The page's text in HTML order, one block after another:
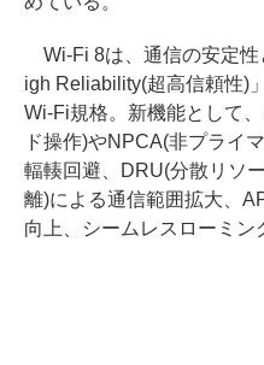
Wi-Fi 8は、通信の安定性
igh Reliability(超高信頼性)
Wi-Fi規格。新機能として
ド操作)やNPCA(非プライ
輻輳回避、DRU(分散リソ
離)による通信範囲拡大、
向上、シームレスローミン